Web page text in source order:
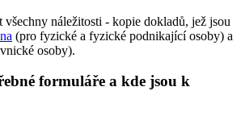
všechny náležitosti - kopie dokladů, jež jsou
(pro fyzické a fyzické podnikající osoby) a
osoby).
formuláře a kde jsou k